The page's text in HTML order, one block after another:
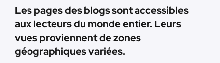
Les pages des blogs sont accessibles
aux lecteurs du monde entier. Leurs
vues proviennent de zones
géographiques variées.